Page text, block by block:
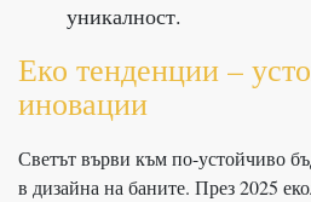
уникалност.
Еко тенденции –
иновации
Светът върви към по-устойчиво
в дизайна на баните. През 2025